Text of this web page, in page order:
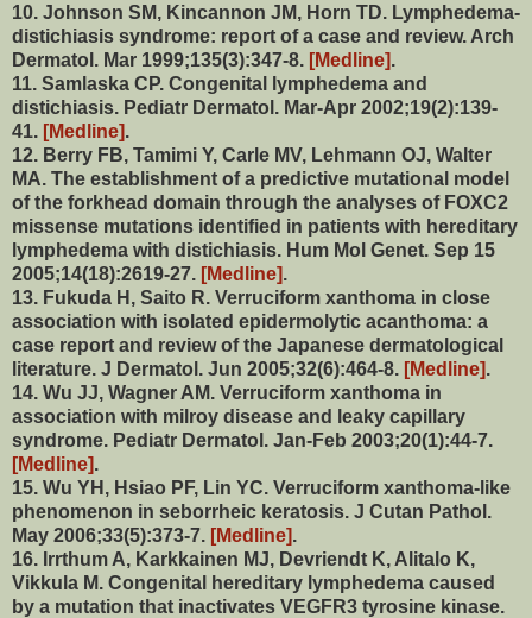
10. Johnson SM, Kincannon JM, Horn TD. Lymphedema-
distichiasis syndrome: report of a case and review. Arch
Dermatol. Mar 1999;135(3):347-8. [Medline].
11. Samlaska CP. Congenital lymphedema and
distichiasis. Pediatr Dermatol. Mar-Apr 2002;19(2):139-
41. [Medline].
12. Berry FB, Tamimi Y, Carle MV, Lehmann OJ, Walter
MA. The establishment of a predictive mutational model
of the forkhead domain through the analyses of FOXC2
missense mutations identified in patients with hereditary
lymphedema with distichiasis. Hum Mol Genet. Sep 15
2005;14(18):2619-27. [Medline].
13. Fukuda H, Saito R. Verruciform xanthoma in close
association with isolated epidermolytic acanthoma: a
case report and review of the Japanese dermatological
literature. J Dermatol. Jun 2005;32(6):464-8. [Medline].
14. Wu JJ, Wagner AM. Verruciform xanthoma in
association with milroy disease and leaky capillary
syndrome. Pediatr Dermatol. Jan-Feb 2003;20(1):44-7.
[Medline].
15. Wu YH, Hsiao PF, Lin YC. Verruciform xanthoma-like
phenomenon in seborrheic keratosis. J Cutan Pathol.
May 2006;33(5):373-7. [Medline].
16. Irrthum A, Karkkainen MJ, Devriendt K, Alitalo K,
Vikkula M. Congenital hereditary lymphedema caused
by a mutation that inactivates VEGFR3 tyrosine kinase.